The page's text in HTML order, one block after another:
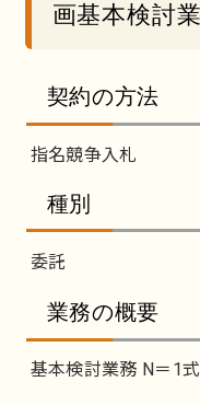
画基本検討
契約の方法
指名競争入札
種別
委託
業務の概要
基本検討業務 N＝1式